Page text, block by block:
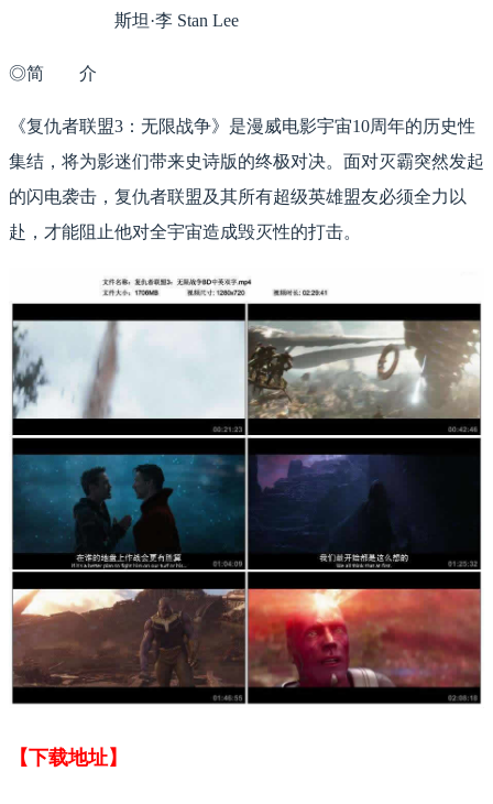
斯坦·李 Stan Lee
◎简 介
《复仇者联盟3：无限战争》是漫威电影宇宙10周年的历史性
集结，将为影迷们带来史诗版的终极对决。面对灭霸突然发起
的闪电袭击，复仇者联盟及其所有超级英雄盟友必须全力以
赴，才能阻止他对全宇宙造成毁灭性的打击。
【下载地址】